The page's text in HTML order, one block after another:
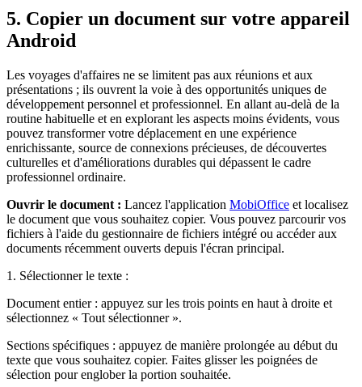
5. Copier un document sur votre appareil
Android
Les voyages d'affaires ne se limitent pas aux réunions et aux
présentations ; ils ouvrent la voie à des opportunités uniques de
développement personnel et professionnel. En allant au-delà de la
routine habituelle et en explorant les aspects moins évidents, vous
pouvez transformer votre déplacement en une expérience
enrichissante, source de connexions précieuses, de découvertes
culturelles et d'améliorations durables qui dépassent le cadre
professionnel ordinaire.
Ouvrir le document : Lancez l'application MobiOffice et localisez
le document que vous souhaitez copier. Vous pouvez parcourir vos
fichiers à l'aide du gestionnaire de fichiers intégré ou accéder aux
documents récemment ouverts depuis l'écran principal.
1. Sélectionner le texte :
Document entier : appuyez sur les trois points en haut à droite et
sélectionnez « Tout sélectionner ».
Sections spécifiques : appuyez de manière prolongée au début du
texte que vous souhaitez copier. Faites glisser les poignées de
sélection pour englober la portion souhaitée.